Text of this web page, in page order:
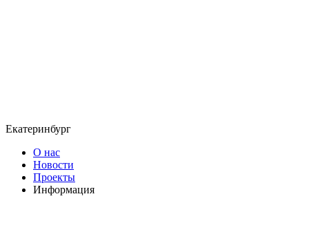
Екатеринбург
О нас
Новости
Проекты
Информация